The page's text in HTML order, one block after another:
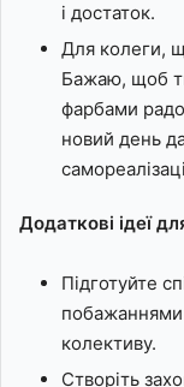
і достаток.
Для колеги,
Бажаю, щоб
фарбами
новий день
Додаткові ідеї
Підготуйте
побажаннями
колективу.
Створіть